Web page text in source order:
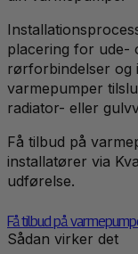
placering for ude-
rørforbindelser og
varmepumper
radiator- eller
Få tilbud på
installatører via
udførelse.
Få tilbud på
Sådan virker det